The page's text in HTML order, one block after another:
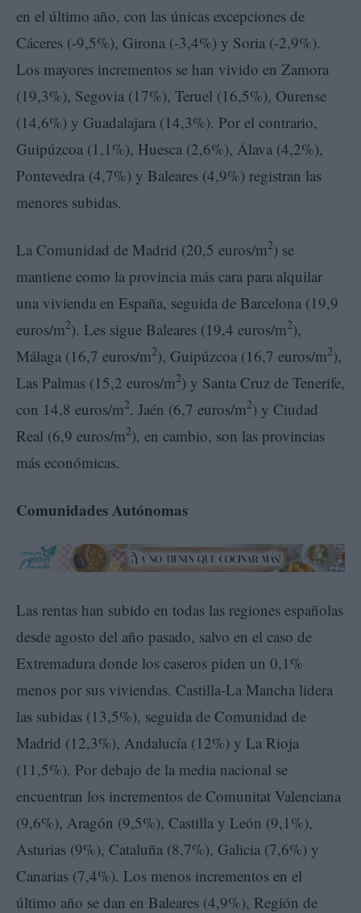
en el último año, con las únicas excepciones de
Cáceres (-9,5%), Girona (-3,4%) y Soria (-2,9%).
Los mayores incrementos se han vivido en Zamora
(19,3%), Segovia (17%), Teruel (16,5%), Ourense
(14,6%) y Guadalajara (14,3%). Por el contrario,
Guipúzcoa (1,1%), Huesca (2,6%), Álava (4,2%),
Pontevedra (4,7%) y Baleares (4,9%) registran las
menores subidas.
La Comunidad de Madrid (20,5 euros/m2) se
mantiene como la provincia más cara para alquilar
una vivienda en España, seguida de Barcelona (19,9
euros/m2). Les sigue Baleares (19,4 euros/m2),
Málaga (16,7 euros/m2), Guipúzcoa (16,7 euros/m2),
Las Palmas (15,2 euros/m2) y Santa Cruz de Tenerife,
con 14,8 euros/m2. Jaén (6,7 euros/m2) y Ciudad
Real (6,9 euros/m2), en cambio, son las provincias
más económicas.
Comunidades Autónomas
Las rentas han subido en todas las regiones españolas
desde agosto del año pasado, salvo en el caso de
Extremadura donde los caseros piden un 0,1%
menos por sus viviendas. Castilla-La Mancha lidera
las subidas (13,5%), seguida de Comunidad de
Madrid (12,3%), Andalucía (12%) y La Rioja
(11,5%). Por debajo de la media nacional se
encuentran los incrementos de Comunitat Valenciana
(9,6%), Aragón (9,5%), Castilla y León (9,1%),
Asturias (9%), Cataluña (8,7%), Galicia (7,6%) y
Canarias (7,4%). Los menos incrementos en el
último año se dan en Baleares (4,9%), Región de